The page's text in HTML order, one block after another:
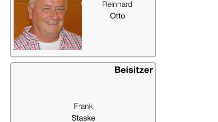
Reinhard
Otto
0511 496756
otto@ttvrh.de
Beisitzer
Frank
Staske